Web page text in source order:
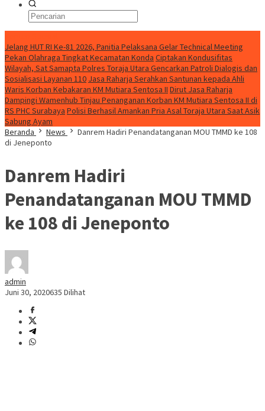
Jelang HUT RI Ke-81 2026, Panitia Pelaksana Gelar Technical Meeting
Pekan Olahraga Tingkat Kecamatan Konda Ciptakan Kondusifitas
Wilayah, Sat Samapta Polres Toraja Utara Gencarkan Patroli Dialogis dan
Sosialisasi Layanan 110 Jasa Raharja Serahkan Santunan kepada Ahli
Waris Korban Kebakaran KM Mutiara Sentosa II Dirut Jasa Raharja
Dampingi Wamenhub Tinjau Penanganan Korban KM Mutiara Sentosa II di
RS PHC Surabaya Polisi Berhasil Amankan Pria Asal Toraja Utara Saat Asik
Sabung Ayam
Beranda
News
Danrem Hadiri Penandatanganan MOU TMMD ke 108
di Jeneponto
Danrem Hadiri
Penandatanganan MOU TMMD
ke 108 di Jeneponto
admin
Juni 30, 2020635 Dilihat